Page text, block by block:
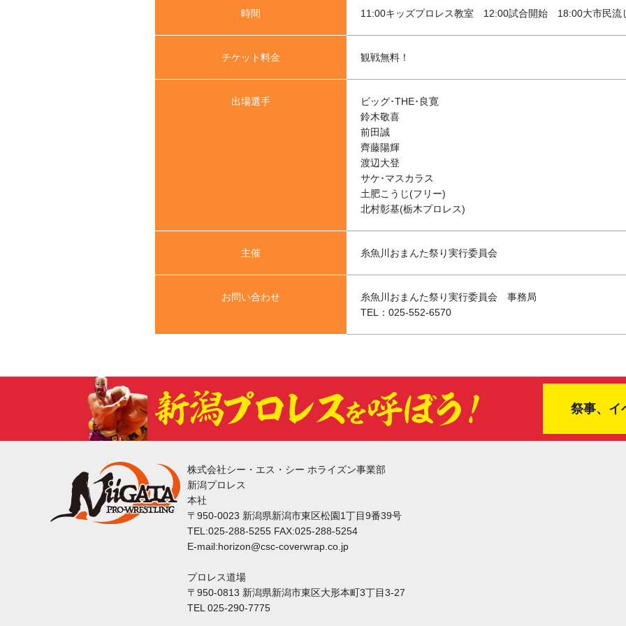
時間 11:00キッズプロレス教室 12:00試合開始 18:00大市民流
チケット料金 観戦無料！
出場選手
ビッグ･THE･良寛
鈴木敬喜
前田誠
齊藤陽輝
渡辺大登
サケ･マスカラス
土肥こうじ(フリー)
北村彰基(栃木プロレス)
主催 糸魚川おまんた祭り実行委員会
お問い合わせ
糸魚川おまんた祭り実行委員会 事務局
TEL：025-552-6570
祭事、イ
株式会社シー・エス・シー ホライズン事業部
新潟プロレス
本社
〒950-0023 新潟県新潟市東区松園1丁目9番39号
TEL:025-288-5255 FAX:025-288-5254
E-mail:horizon@csc-coverwrap.co.jp
プロレス道場
〒950-0813 新潟県新潟市東区大形本町3丁目3-27
TEL 025-290-7775